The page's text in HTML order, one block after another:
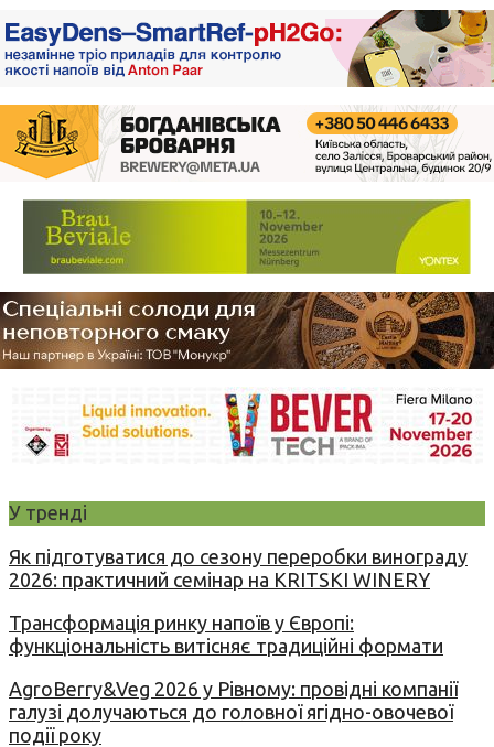
У тренді
Як підготуватися до сезону переробки винограду
2026: практичний семінар на KRITSKI WINERY
Трансформація ринку напоїв у Європі:
функціональність витісняє традиційні формати
AgroBerry&Veg 2026 у Рівному: провідні компанії
галузі долучаються до головної ягідно-овочевої
події року